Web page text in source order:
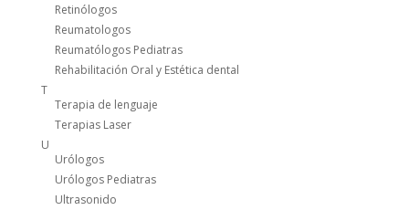
Retinólogos
Reumatologos
Reumatólogos Pediatras
Rehabilitación Oral y Estética dental
T
Terapia de lenguaje
Terapias Laser
U
Urólogos
Urólogos Pediatras
Ultrasonido